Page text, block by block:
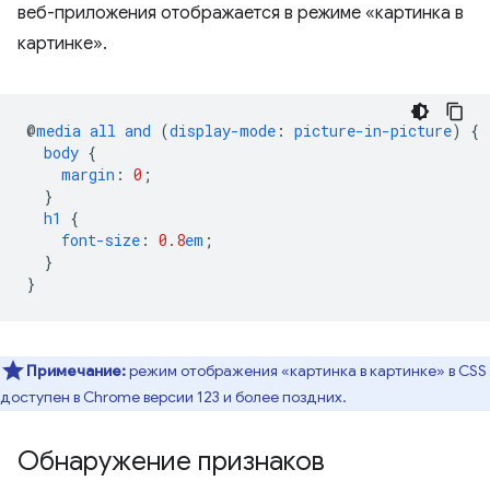
веб-приложения отображается в режиме «картинка в
картинке».
@media all and (display-mode : picture-in-picture)
{
body {
margin : 0 ;
}
h1
{
font-size : 0.8em ;
}
}
Примечание:режим отображения «картинка в картинке» в CSS
доступен в Chrome версии 123 и более поздних.
Обнаружение признаков